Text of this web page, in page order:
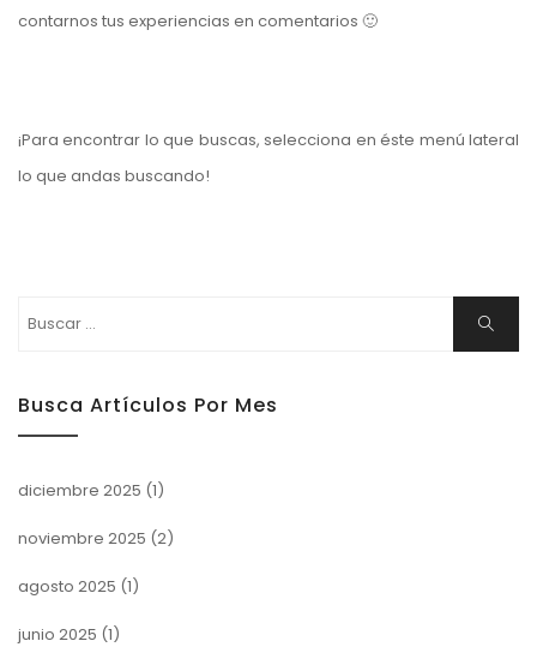
contarnos tus experiencias en comentarios 🙂
¡Para encontrar lo que buscas, selecciona en éste menú lateral
lo que andas buscando!
Buscar
Busca Artículos Por Mes
diciembre 2025 (1)
noviembre 2025 (2)
agosto 2025 (1)
junio 2025 (1)